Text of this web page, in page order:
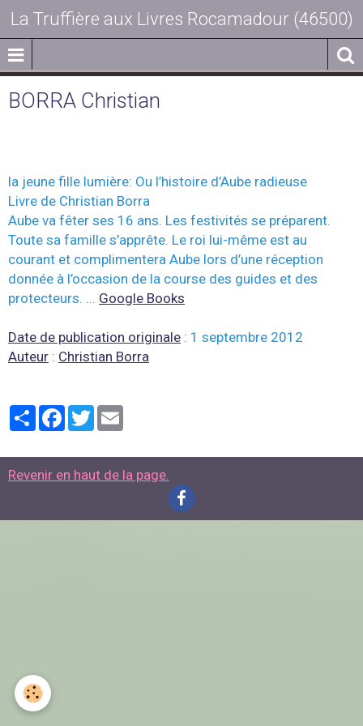
La Truffière aux Livres Rocamadour (46500)
BORRA Christian
la jeune fille lumière: Ou l’histoire d’Aube radieuse
Livre de Christian Borra
Aube va fêter ses 16 ans. Les festivités se préparent.
Toute sa famille s’apprête. Le roi lui-même est au
courant et complimentera Aube lors d’une réception
donnée à l’occasion de la course des guides et des
protecteurs. ... Google Books
Date de publication originale : 1 septembre 2012
Auteur : Christian Borra
PartagerFacebook
Twitter
Revenir en haut de la page.